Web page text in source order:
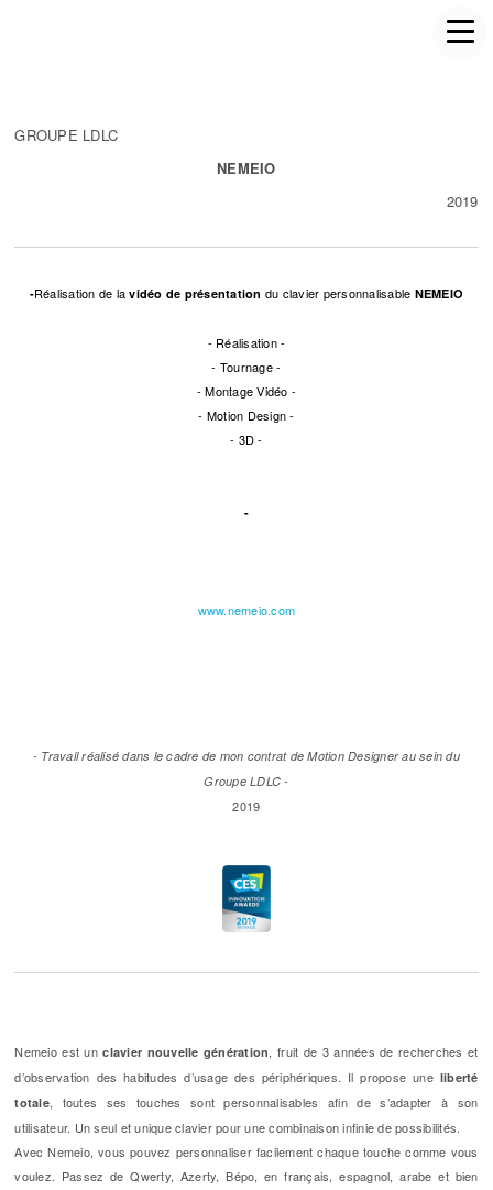
GROUPE LDLC
NEMEIO
2019
-Réalisation de lavidéo de présentation du clavier personnalisable NEMEIO
- Réalisation -
- Tournage -
- Montage Vidéo -
- Motion Design -
- 3D -
-
www.nemeio.com
- Travail réalisé dans le cadre de mon contrat de Motion Designer au sein du
Groupe LDLC -
2019
Nemeio est unclavier nouvelle génération, fruit de 3 années de recherches et
d’observation des habitudes d’usage des périphériques. Il propose une liberté
totale, toutes ses touches sont personnalisables afin de s’adapter à son
utilisateur. Un seul et unique clavier pour une combinaison infinie de possibilités.
Avec Nemeio, vous pouvez personnaliser facilement chaque touche comme vous
voulez. Passez de Qwerty, Azerty, Bépo, en français, espagnol, arabe et bien